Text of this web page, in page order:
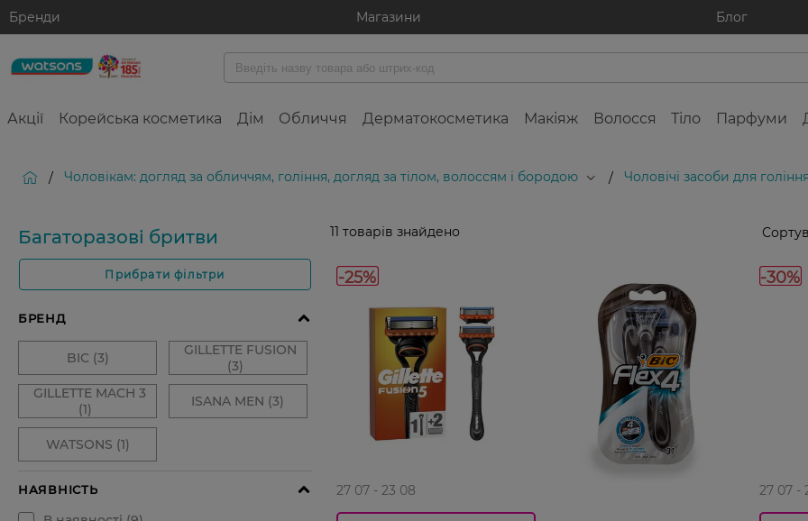
Бренди Магазини Блог
Акції Корейська косметика Дім Обличчя Дерматокосметика Макіяж Волосся Тіло Парфуми
/ Чоловікам: догляд за обличчям, гоління, догляд за тілом, волоссям і бородою / Чоловічі засоби для гоління
Багаторазові бритви
Прибрати фільтри
11 товарів знайдено
-25%
27 07 - 23 08
-30%
27 07 -